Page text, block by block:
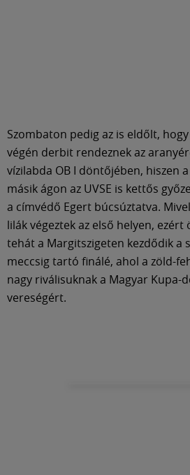
Szombaton pedig az is eldőlt,
végén derbit rendeznek az
vízilabda OB I döntőjében, hiszen
másik ágon az UVSE is kettős
a címvédő Egert búcsúztatva.
lilák végeztek az első helyen, ezért
tehát a Margitszigeten kezdődik a
meccsig tartó finálé, ahol a zöld-
nagy riválisuknak a Magyar
vereségért.